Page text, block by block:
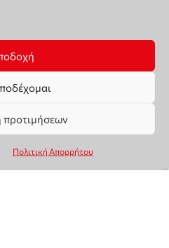
Πολιτική Απορρήτου